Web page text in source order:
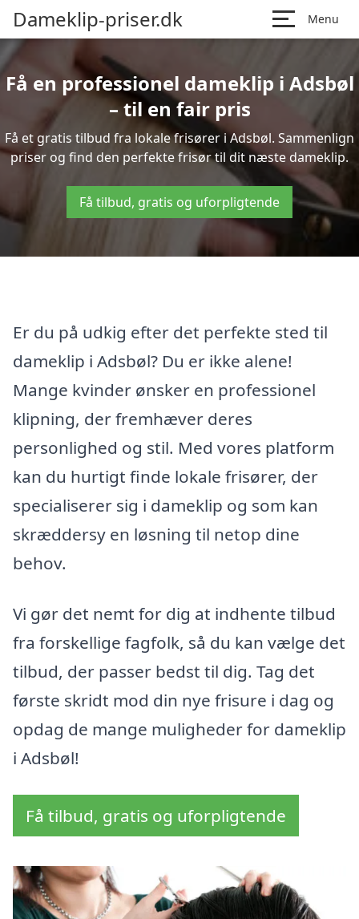
Dameklip-priser.dk Menu
Få en professionel dameklip i Adsbøl
– til en fair pris
Få et gratis tilbud fra lokale frisører i Adsbøl. Sammenlign
priser og find den perfekte frisør til dit næste dameklip.
Få tilbud, gratis og uforpligtende
Er du på udkig efter det perfekte sted til
dameklip i Adsbøl? Du er ikke alene!
Mange kvinder ønsker en professionel
klipning, der fremhæver deres
personlighed og stil. Med vores platform
kan du hurtigt finde lokale frisører, der
specialiserer sig i dameklip og som kan
skræddersy en løsning til netop dine
behov.
Vi gør det nemt for dig at indhente tilbud
fra forskellige fagfolk, så du kan vælge det
tilbud, der passer bedst til dig. Tag det
første skridt mod din nye frisure i dag og
opdag de mange muligheder for dameklip
i Adsbøl!
Få tilbud, gratis og uforpligtende